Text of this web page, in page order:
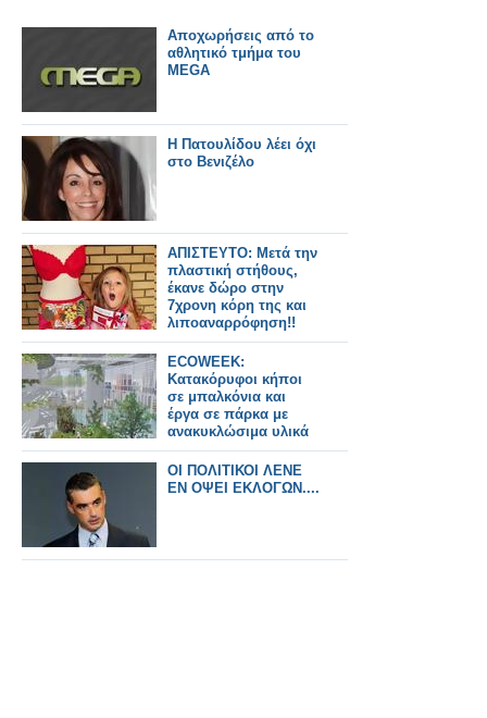
Αποχωρήσεις από το
αθλητικό τμήμα του
MEGA
Η Πατουλίδου λέει όχι
στο Βενιζέλο
ΑΠΙΣΤΕΥΤΟ: Μετά την
πλαστική στήθους,
έκανε δώρο στην
7χρονη κόρη της και
λιποαναρρόφηση!!
ECOWEEK:
Κατακόρυφοι κήποι
σε μπαλκόνια και
έργα σε πάρκα με
ανακυκλώσιμα υλικά
ΟΙ ΠΟΛΙΤΙΚΟΙ ΛΕΝΕ
ΕΝ ΟΨΕΙ ΕΚΛΟΓΩΝ....